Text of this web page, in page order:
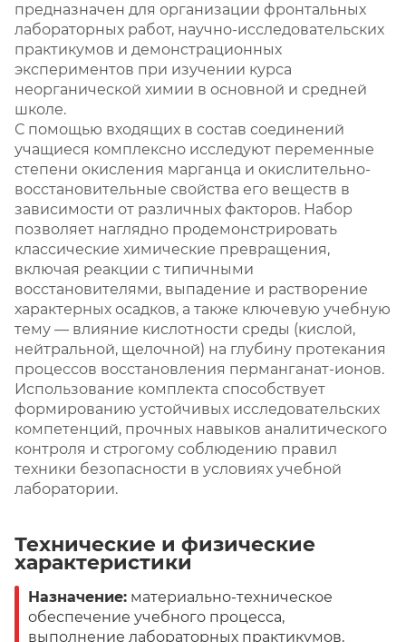
предназначен для организации фронтальных
лабораторных работ, научно-исследовательских
практикумов и демонстрационных
экспериментов при изучении курса
неорганической химии в основной и средней
школе.
С помощью входящих в состав соединений
учащиеся комплексно исследуют переменные
степени окисления марганца и окислительно-
восстановительные свойства его веществ в
зависимости от различных факторов. Набор
позволяет наглядно продемонстрировать
классические химические превращения,
включая реакции с типичными
восстановителями, выпадение и растворение
характерных осадков, а также ключевую учебную
тему — влияние кислотности среды (кислой,
нейтральной, щелочной) на глубину протекания
процессов восстановления перманганат-ионов.
Использование комплекта способствует
формированию устойчивых исследовательских
компетенций, прочных навыков аналитического
контроля и строгому соблюдению правил
техники безопасности в условиях учебной
лаборатории.
Технические и физические
характеристики
Назначение: материально-техническое
обеспечение учебного процесса,
выполнение лабораторных практикумов,